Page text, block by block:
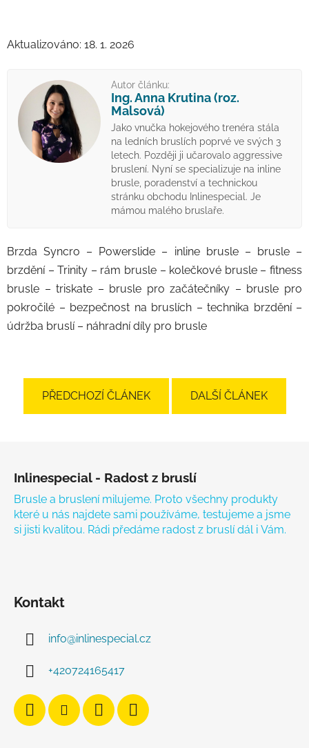
Aktualizováno: 18. 1. 2026
Autor článku:
Ing. Anna Krutina (roz.
Malsová)
Jako vnučka hokejového trenéra stála
na ledních bruslích poprvé ve svých 3
letech. Později ji učarovalo aggressive
bruslení. Nyní se specializuje na inline
brusle, poradenství a technickou
stránku obchodu Inlinespecial. Je
mámou malého bruslaře.
Brzda Syncro – Powerslide – inline brusle – brusle –
brzdění – Trinity – rám brusle – kolečkové brusle – fitness
brusle – triskate – brusle pro začátečníky – brusle pro
pokročilé – bezpečnost na bruslích – technika brzdění –
údržba bruslí – náhradní díly pro brusle
PŘEDCHOZÍ ČLÁNEK DALŠÍ ČLÁNEK
Inlinespecial - Radost z bruslí
Brusle a bruslení milujeme. Proto všechny produkty
které u nás najdete sami používáme, testujeme a jsme
si jisti kvalitou. Rádi předáme radost z bruslí dál i Vám.
Kontakt
info@inlinespecial.cz
+420724165417